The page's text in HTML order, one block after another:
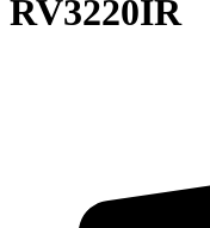
RV3220IR